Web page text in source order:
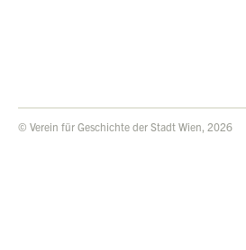
© Verein für Geschichte der Stadt Wien, 2026